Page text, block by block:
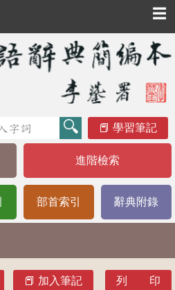
☰
學習筆記
進階檢索
部首索引 辭典附錄
加入筆記 列 印